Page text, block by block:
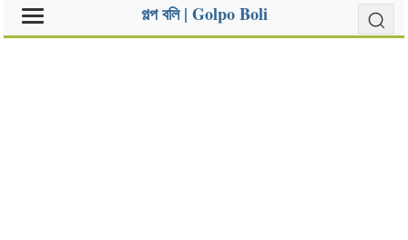
গল্প বলি | Golpo Boli